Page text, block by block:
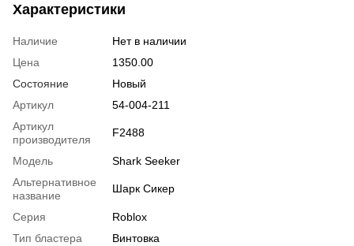
Характеристики
Наличие
Нет в наличии
Цена
1350.00
Состояние
Новый
Артикул
54-004-211
Артикул
производителя
F2488
Модель
Shark Seeker
Альтернативное
название
Шарк Сикер
Серия
Roblox
Тип бластера
Винтовка